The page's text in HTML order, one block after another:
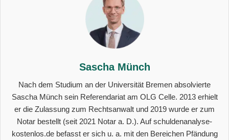
Sascha Münch
Nach dem Studium an der Universität Bremen absolvierte
Sascha Münch sein Referendariat am OLG Celle. 2013 erhielt
er die Zulassung zum Rechtsanwalt und 2019 wurde er zum
Notar bestellt (seit 2021 Notar a. D.). Auf schuldenanalyse-
kostenlos.de befasst er sich u. a. mit den Bereichen Pfändung